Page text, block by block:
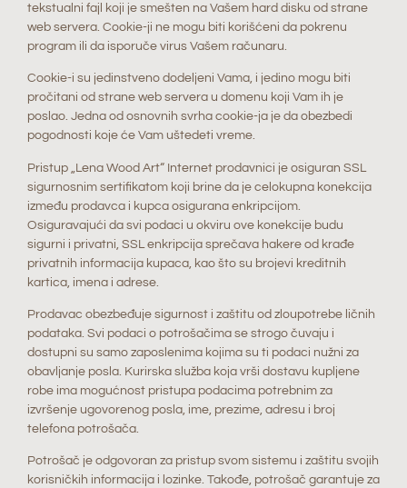
tekstualni fajl koji je smešten na Vašem hard disku od strane
web servera. Cookie-ji ne mogu biti korišćeni da pokrenu
program ili da isporuče virus Vašem računaru.
Cookie-i su jedinstveno dodeljeni Vama, i jedino mogu biti
pročitani od strane web servera u domenu koji Vam ih je
poslao. Jedna od osnovnih svrha cookie-ja je da obezbedi
pogodnosti koje će Vam uštedeti vreme.
Pristup „Lena Wood Art“ Internet prodavnici je osiguran SSL
sigurnosnim sertifikatom koji brine da je celokupna konekcija
između prodavca i kupca osigurana enkripcijom.
Osiguravajući da svi podaci u okviru ove konekcije budu
sigurni i privatni, SSL enkripcija sprečava hakere od krađe
privatnih informacija kupaca, kao što su brojevi kreditnih
kartica, imena i adrese.
Prodavac obezbeđuje sigurnost i zaštitu od zloupotrebe ličnih
podataka. Svi podaci o potrošačima se strogo čuvaju i
dostupni su samo zaposlenima kojima su ti podaci nužni za
obavljanje posla. Kurirska služba koja vrši dostavu kupljene
robe ima mogućnost pristupa podacima potrebnim za
izvršenje ugovorenog posla, ime, prezime, adresu i broj
telefona potrošača.
Potrošač je odgovoran za pristup svom sistemu i zaštitu svojih
korisničkih informacija i lozinke. Takođe, potrošač garantuje za